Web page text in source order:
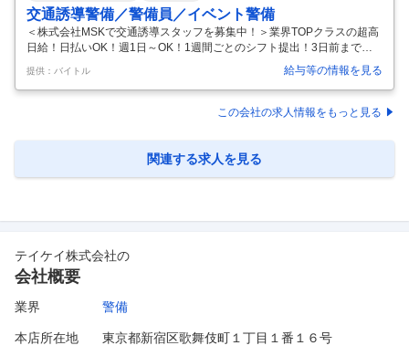
交通誘導警備／警備員／イベント警備
＜株式会社MSKで交通誘導スタッフを募集中！＞業界TOPクラスの超高
日給！日払いOK！週1日～OK！1週間ごとのシフト提出！3日前まで調
整可！Wワーカーや学生、主婦（夫）、フリーターなど、幅広い方が活
躍中！ 【職種】 株式会社MSK [ア・パ]①②交通誘導警備、警備員、イベ
ント警備 【歓迎する方】 未経験・初心者歓迎、経験者優遇、主婦(マ
マ)・主夫歓迎、フリーター歓迎、シニア(60代～)歓迎、学歴(中卒・高
新卒・第二新卒歓迎、エルダー(50代〜)活躍中 【仕事内容】 ／ 交通誘
導スタッフ大募集！ ＼ 先輩の指示に従って、…
提供：バイトル 給与等の情報を見る
この会社の求人情報をもっと見る
関連する求人を見る
テイケイ株式会社の
会社概要
業界 警備
本店所在地 東京都新宿区歌舞伎町１丁目１番１６号